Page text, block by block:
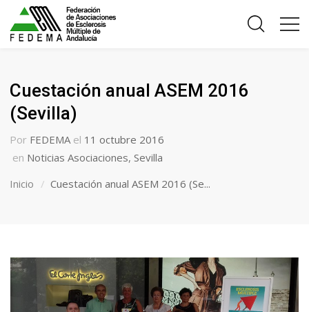
Cuestación anual ASEM 2016
(Sevilla)
Por FEDEMA el 11 octubre 2016
en Noticias Asociaciones,Sevilla
Inicio
Cuestación anual ASEM 2016 (Se...